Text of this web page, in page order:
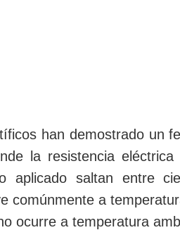
han demostrado un
la resistencia
aplicado saltan entre
comúnmente a
ocurre a temperatura